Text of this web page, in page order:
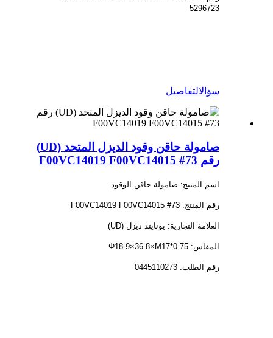
5296723
سؤالالتفاصيل
صامولة حاقن وقود الديزل المتحد (UD)
رقم 73# F00VC14019 F00VC14015
اسم المنتج: صامولة حاقن الوقود
رقم المنتج: 73# F00VC14019 F00VC14015
العلامة التجارية: يونايتد ديزل (UD)
المقاس: Φ18.9×36.8×M17*0.75
رقم الطلب: 0445110273